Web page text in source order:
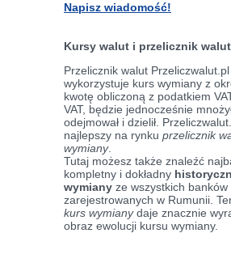
Napisz wiadomość!
Kursy walut i przelicznik walut
Przelicznik walut
wykorzystuje kurs wymiany z
kwotę obliczoną z podatkiem
VAT, będzie jednocześnie
odejmował i dzielił.
najlepszy na rynku przelicznik
wymiany.
Tutaj możesz także znaleźć
kompletny i dokładny
wymiany ze wszystkich
zarejestrowanych w Rumunii.
kurs wymianydaje znacznie
obraz ewolucji kursu wymiany.